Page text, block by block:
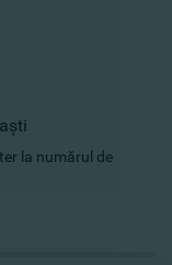
la numărul de